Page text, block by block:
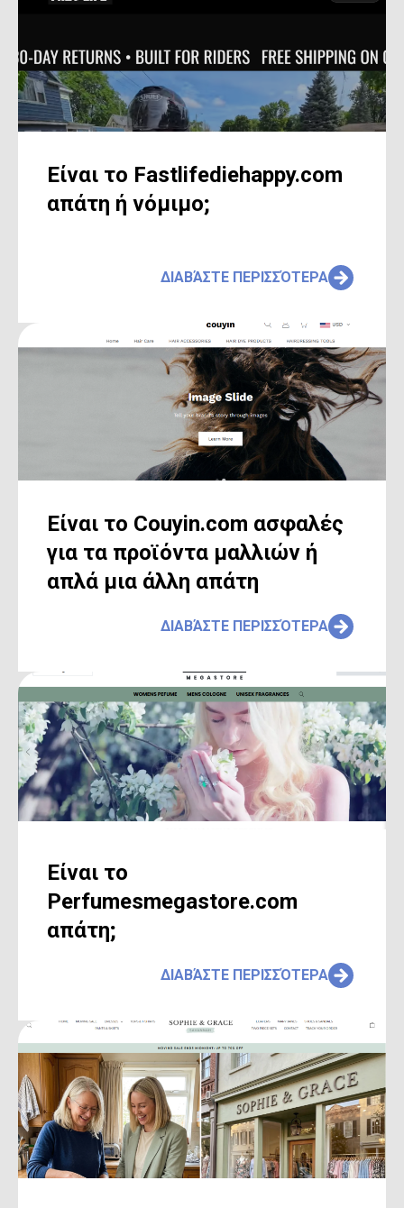
Είναι το Fastlifediehappy.com
απάτη ή νόμιμο;
ΔΙΑΒΆΣΤΕ ΠΕΡΙΣΣΌΤΕΡΑ
Είναι το Couyin.com ασφαλές
για τα προϊόντα μαλλιών ή
απλά μια άλλη απάτη
ΔΙΑΒΆΣΤΕ ΠΕΡΙΣΣΌΤΕΡΑ
Είναι το
Perfumesmegastore.com
απάτη;
ΔΙΑΒΆΣΤΕ ΠΕΡΙΣΣΌΤΕΡΑ